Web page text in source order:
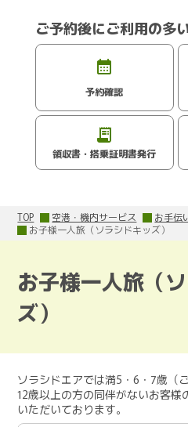
ご予約後にご利用の多
予約確認
領収書・搭乗証明書発行
TOP 空港・機内サービス
お手伝
お子様一人旅（ソラシドキッズ）
お子様一人旅（
ズ）
ソラシドエアでは満5・6・7歳（
12歳以上の方の同伴がないお客様
いただいております。